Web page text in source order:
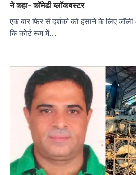
ने कहा- कॉमेडी ब्लॉकबस्टर
एक बार फिर से दर्शकों को हंसाने के लिए
कि कोर्ट रूम में…